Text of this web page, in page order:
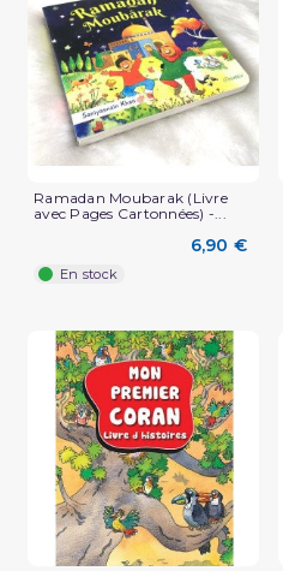
Ramadan Moubarak (Livre
avec Pages Cartonnées) -...
6,90 €
En stock